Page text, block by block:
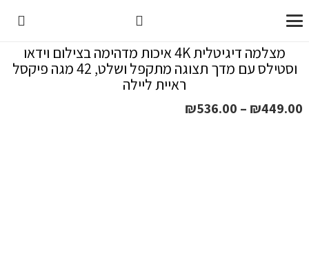
מצלמה דיגיטלית 4K איכות מדהימה בצילום וידאו
וסטילס עם מדך תצוגה מתקפל ושלט, 42 מגה פיקסל
ראיית ליילה
₪449.00
–
₪536.00